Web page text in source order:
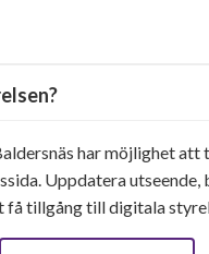
har möjlighet
Uppdatera utseende,
få tillgång till digitala